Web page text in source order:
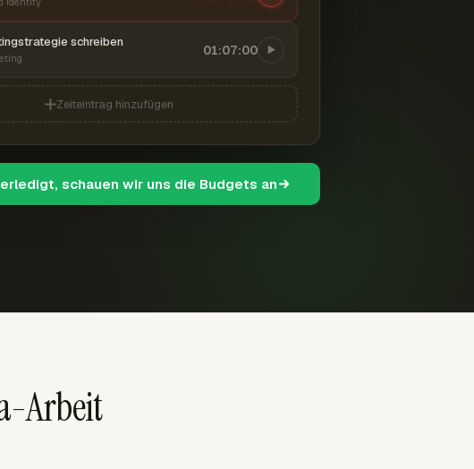
schreiben 01:07:00
Zeiteintrag hinzufügen
schauen wir uns die Budgets an
Arbeit